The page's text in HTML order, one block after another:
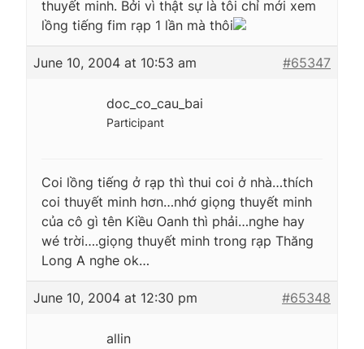
thuyết minh. Bởi vì thật sự là tôi chỉ mới xem
lồng tiếng fim rạp 1 lần mà thôi
June 10, 2004 at 10:53 am #65347
doc_co_cau_bai
Participant
Coi lồng tiếng ở rạp thì thui coi ở nhà…thích
coi thuyết minh hơn…nhớ giọng thuyết minh
của cô gì tên Kiều Oanh thì phải…nghe hay
wé trời….giọng thuyết minh trong rạp Thăng
Long A nghe ok…
June 10, 2004 at 12:30 pm #65348
allin